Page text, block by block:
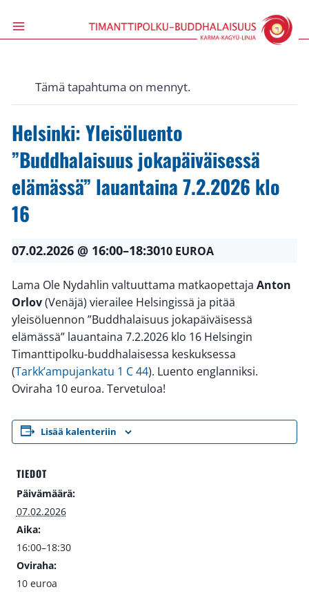
sisältöön
Tämä tapahtuma on mennyt.
Helsinki: Yleisöluento
”Buddhalaisuus jokapäiväisessä
elämässä” lauantaina 7.2.2026 klo
16
07.02.2026 @ 16:00–18:3010 EUROA
Lama Ole Nydahlin valtuuttama matkaopettaja Anton
Orlov(Venäjä) vierailee Helsingissä ja pitää
yleisöluennon ”Buddhalaisuus jokapäiväisessä
elämässä” lauantaina 7.2.2026 klo 16 Helsingin
Timanttipolku-buddhalaisessa keskuksessa
(Tarkk’ampujankatu 1 C 44). Luento englanniksi.
Oviraha 10 euroa. Tervetuloa!
Lisää kalenteriin
TIEDOT
Päivämäärä:
07.02.2026
Aika:
16:00–18:30
Oviraha:
10 euroa